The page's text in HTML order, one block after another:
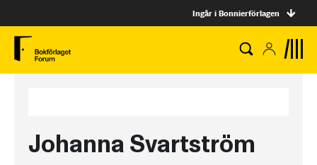
Ingår i Bonnierförlagen
Johanna Svartström